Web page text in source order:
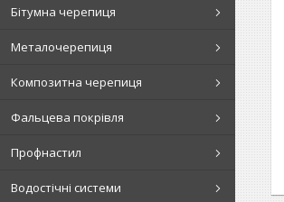
Бітумна черепиця
Металочерепиця
Композитна черепиця
Фальцева покрівля
Профнастил
Водостічні системи